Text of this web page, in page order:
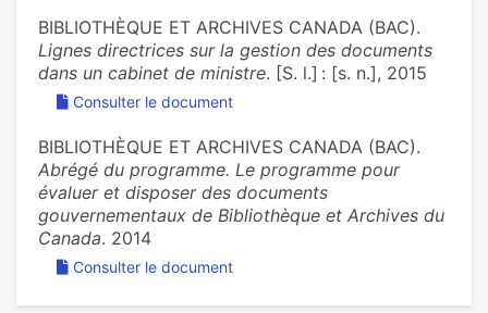
BIBLIOTHÈQUE ET ARCHIVES CANADA (BAC).
Lignes directrices sur la gestion des documents
dans un cabinet de ministre. [S. l.] : [s. n.], 2015
Consulter le document
BIBLIOTHÈQUE ET ARCHIVES CANADA (BAC).
Abrégé du programme. Le programme pour
évaluer et disposer des documents
gouvernementaux de Bibliothèque et Archives du
Canada. 2014
Consulter le document